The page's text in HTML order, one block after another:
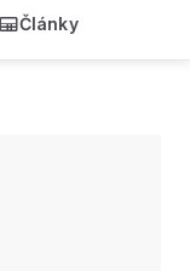
Články